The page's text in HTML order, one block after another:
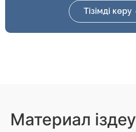
Тізімді көру
Материал іздеу